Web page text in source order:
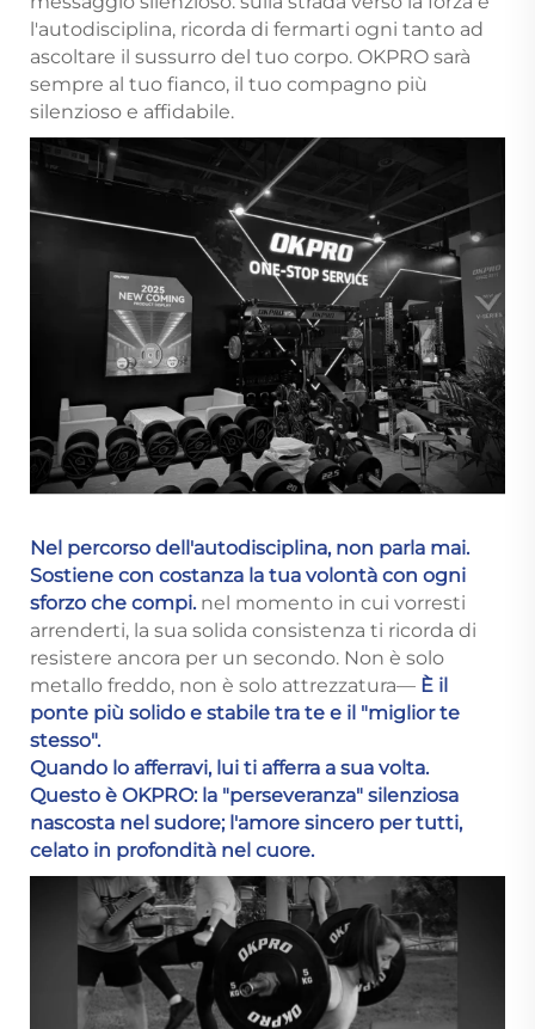
l'autodisciplina, ricorda di fermarti ogni tanto ad
ascoltare il sussurro del tuo corpo. OKPRO sarà
sempre al tuo fianco, il tuo compagno più
silenzioso e affidabile.
Nel percorso dell'autodisciplina, non parla mai.
Sostiene con costanza la tua volontà con ogni
sforzo che compi. nel momento in cui vorresti
arrenderti, la sua solida consistenza ti ricorda di
resistere ancora per un secondo. Non è solo
metallo freddo, non è solo attrezzatura— È il
ponte più solido e stabile tra te e il "miglior te
stesso".
Quando lo afferravi, lui ti afferra a sua volta.
Questo è OKPRO: la "perseveranza" silenziosa
nascosta nel sudore; l'amore sincero per tutti,
celato in profondità nel cuore.